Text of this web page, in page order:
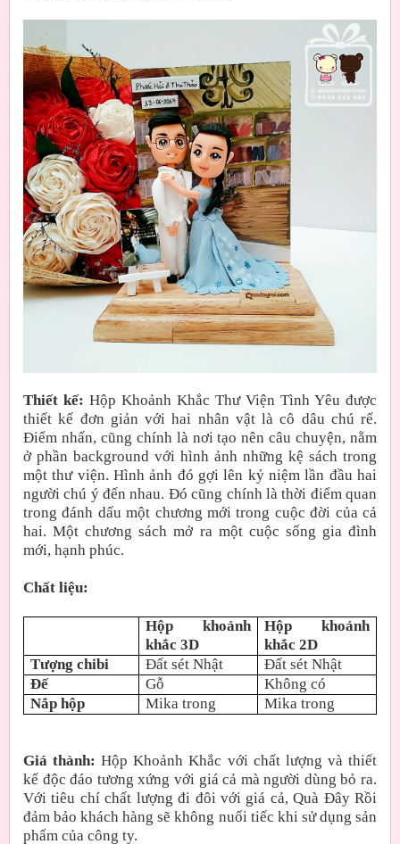
Thiết kế: Hộp Khoảnh Khắc Thư Viện Tình Yêu được
thiết kế đơn giản với hai nhân vật là cô dâu chú rể.
Điểm nhấn, cũng chính là nơi tạo nên câu chuyện, nằm
ở phần background với hình ảnh những kệ sách trong
một thư viện. Hình ảnh đó gợi lên kỷ niệm lần đầu hai
người chú ý đến nhau. Đó cũng chính là thời điểm quan
trong đánh dấu một chương mới trong cuộc đời của cả
hai. Một chương sách mở ra một cuộc sống gia đình
mới, hạnh phúc.
Chất liệu:
Hộp khoảnh
khắc 3D
Hộp khoảnh
khắc 2D
Tượng chibi
Đất sét Nhật
Đất sét Nhật
Đế
Gỗ
Không có
Nắp hộp
Mika trong Mika trong
Giá thành:Hộp Khoảnh Khắc với chất lượng và thiết
kế độc đáo tương xứng với giá cả mà người dùng bỏ ra.
Với tiêu chí chất lượng đi đôi với giá cả, Quà Đây Rồi
đảm bảo khách hàng sẽ không nuối tiếc khi sử dụng sản
phẩm của công ty.